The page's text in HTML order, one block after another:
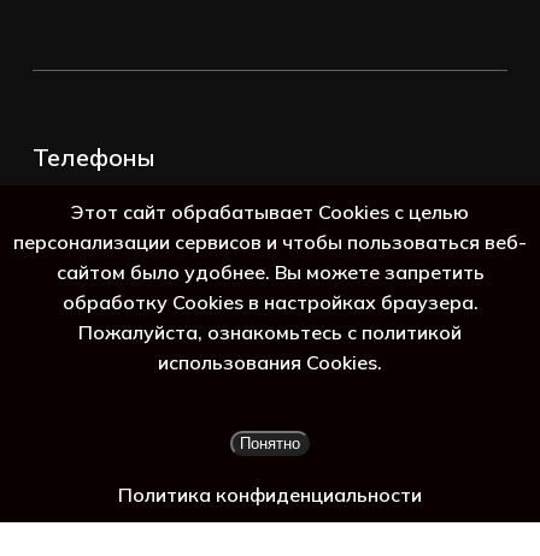
Просмотр корзины
Телефоны
8 (800) 250-69-39
Этот сайт обрабатывает Cookies с целью
персонализации сервисов и чтобы пользоваться веб-
сайтом было удобнее. Вы можете запретить
обработку Cookies в настройках браузера.
Пожалуйста, ознакомьтесь с политикой
использования Cookies.
Понятно
Политика конфиденциальности